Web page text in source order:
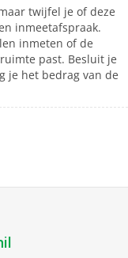
twijfel je of deze
inmeetafspraak.
inmeten of de
past. Besluit je
je het bedrag van de